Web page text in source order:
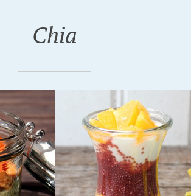
Chia
ZITRONENCHIA-
BUTTERMILCH OATS
MIT ERDBEEREN